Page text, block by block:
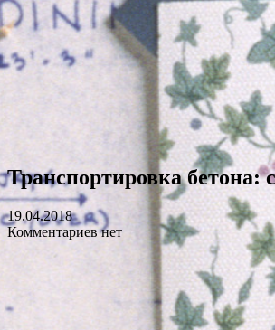
Транспортировка бетона:
19.04.2018
Комментариев нет